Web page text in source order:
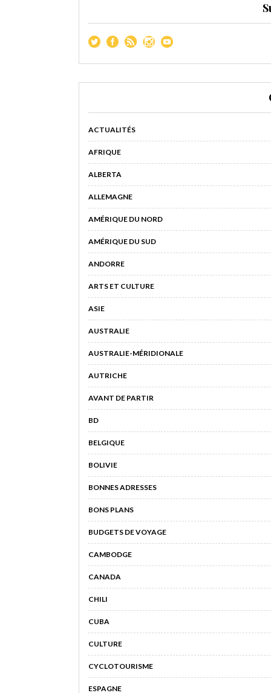
ACTUALITÉS
AFRIQUE
ALBERTA
ALLEMAGNE
AMÉRIQUE DU NORD
AMÉRIQUE DU SUD
ANDORRE
ARTS ET CULTURE
ASIE
AUSTRALIE
AUSTRALIE-MÉRIDIONALE
AUTRICHE
AVANT DE PARTIR
BD
BELGIQUE
BOLIVIE
BONNES ADRESSES
BONS PLANS
BUDGETS DE VOYAGE
CAMBODGE
CANADA
CHILI
CUBA
CULTURE
CYCLOTOURISME
ESPAGNE